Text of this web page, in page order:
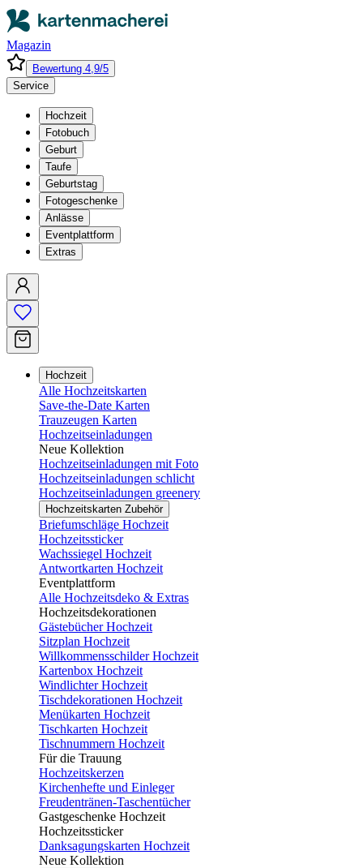
Magazin
Bewertung 4,9/5
Service
Hochzeit
Fotobuch
Geburt
Taufe
Geburtstag
Fotogeschenke
Anlässe
Eventplattform
Extras
Hochzeit
Alle Hochzeitskarten
Save-the-Date Karten
Trauzeugen Karten
Hochzeitseinladungen
Neue Kollektion
Hochzeitseinladungen mit Foto
Hochzeitseinladungen schlicht
Hochzeitseinladungen greenery
Hochzeitskarten Zubehör
Briefumschläge Hochzeit
Hochzeitssticker
Wachssiegel Hochzeit
Antwortkarten Hochzeit
Eventplattform
Alle Hochzeitsdeko & Extras
Hochzeitsdekorationen
Gästebücher Hochzeit
Sitzplan Hochzeit
Willkommensschilder Hochzeit
Kartenbox Hochzeit
Windlichter Hochzeit
Tischdekorationen Hochzeit
Menükarten Hochzeit
Tischkarten Hochzeit
Tischnummern Hochzeit
Für die Trauung
Hochzeitskerzen
Kirchenhefte und Einleger
Freudentränen-Taschentücher
Gastgeschenke Hochzeit
Hochzeitssticker
Danksagungskarten Hochzeit
Neue Kollektion